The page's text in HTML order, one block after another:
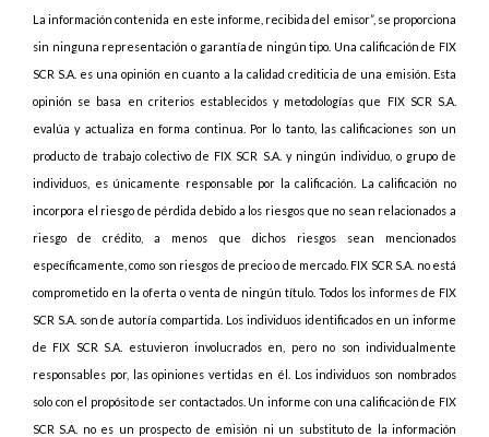
La información contenida en este informe, recibida del emisor”, se proporciona
sin ninguna representación o garantía de ningún tipo. Una calificación de FIX
SCR S.A. es una opinión en cuanto a la calidad crediticia de una emisión. Esta
opinión se basa en criterios establecidos y metodologías que FIX SCR S.A.
evalúa y actualiza en forma continua. Por lo tanto, las calificaciones son un
producto de trabajo colectivo de FIX SCR S.A. y ningún individuo, o grupo de
individuos, es únicamente responsable por la calificación. La calificación no
incorpora el riesgo de pérdida debido a los riesgos que no sean relacionados a
riesgo de crédito, a menos que dichos riesgos sean mencionados
específicamente, como son riesgos de precio o de mercado. FIX SCR S.A. no está
comprometido en la oferta o venta de ningún título. Todos los informes de FIX
SCR S.A. son de autoría compartida. Los individuos identificados en un informe
de FIX SCR S.A. estuvieron involucrados en, pero no son individualmente
responsables por, las opiniones vertidas en él. Los individuos son nombrados
solo con el propósito de ser contactados. Un informe con una calificación de FIX
SCR S.A. no es un prospecto de emisión ni un substituto de la información